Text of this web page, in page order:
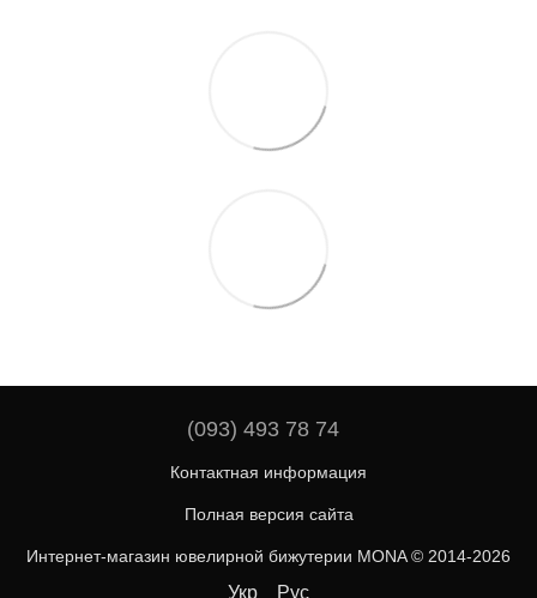
(093) 493 78 74
Контактная информация
Полная версия сайта
Интернет-магазин ювелирной бижутерии MONA © 2014-2026
Укр Рус